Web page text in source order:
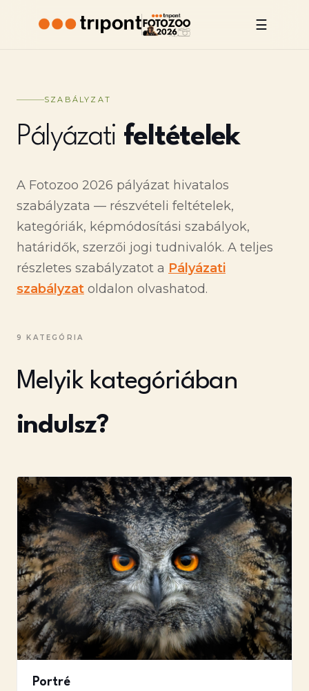
☰
SZABÁLYZAT
Pályázati feltételek
A Fotozoo 2026 pályázat hivatalos
szabályzata — részvételi feltételek,
kategóriák, képmódosítási szabályok,
határidők, szerzői jogi tudnivalók. A teljes
részletes szabályzatot a Pályázati
szabályzat oldalon olvashatod.
9 KATEGÓRIA
Melyik kategóriában
indulsz?
Portré